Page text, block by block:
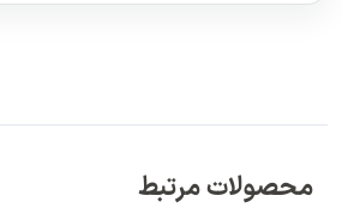
محصولات مرتبط